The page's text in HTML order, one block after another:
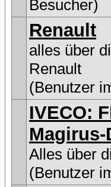
Besucher)
Renault
alles über
Renault
(Benutzer
IVECO:
Magirus-
Alles über
(Benutzer